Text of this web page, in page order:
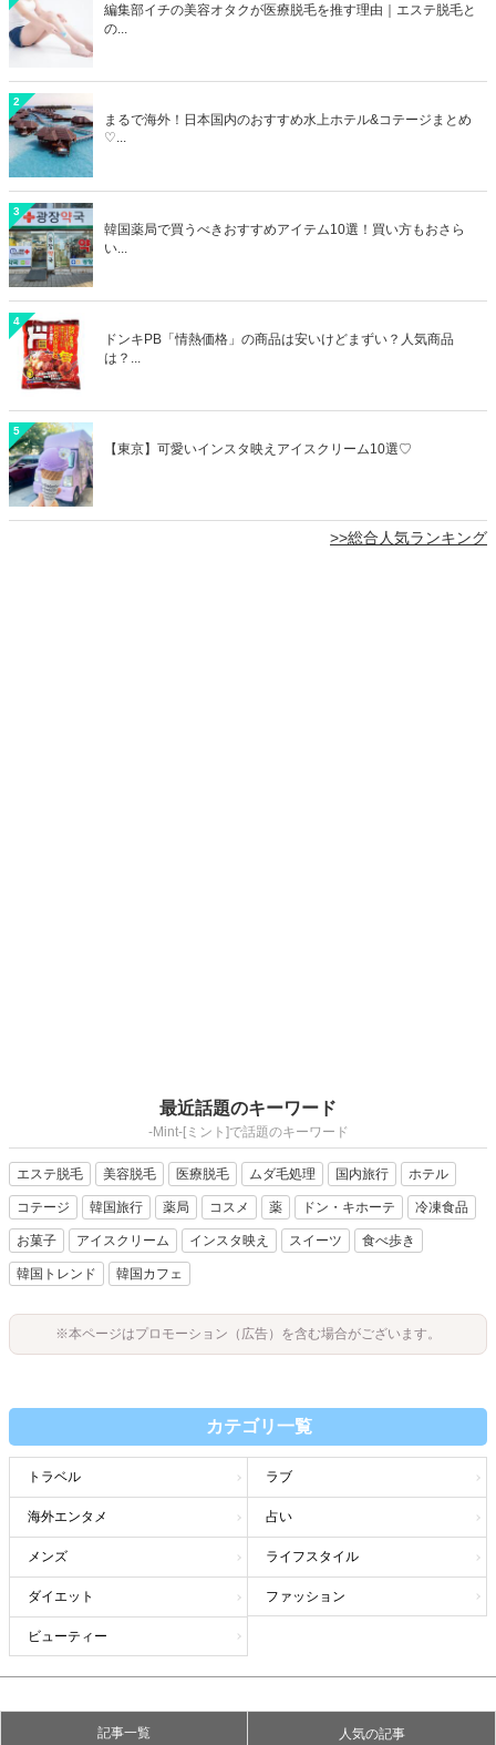
編集部イチの美容オタクが医療脱毛を推す理由｜エステ脱毛と
の...
2
まるで海外！日本国内のおすすめ水上ホテル&コテージまとめ
♡...
3
韓国薬局で買うべきおすすめアイテム10選！買い方もおさら
い...
4
ドンキPB「情熱価格」の商品は安いけどまずい？人気商品
は？...
5
【東京】可愛いインスタ映えアイスクリーム10選♡
>>総合人気ランキング
最近話題のキーワード
-Mint-[ミント]で話題のキーワード
エステ脱毛 美容脱毛 医療脱毛 ムダ毛処理 国内旅行 ホテル
コテージ 韓国旅行 薬局 コスメ 薬 ドン・キホーテ 冷凍食品
お菓子 アイスクリーム インスタ映え スイーツ 食べ歩き
韓国トレンド 韓国カフェ
※本ページはプロモーション（広告）を含む場合がございます。
カテゴリ一覧
トラベル ラブ
海外エンタメ 占い
メンズ ライフスタイル
ダイエット ファッション
ビューティー
記事一覧 人気の記事